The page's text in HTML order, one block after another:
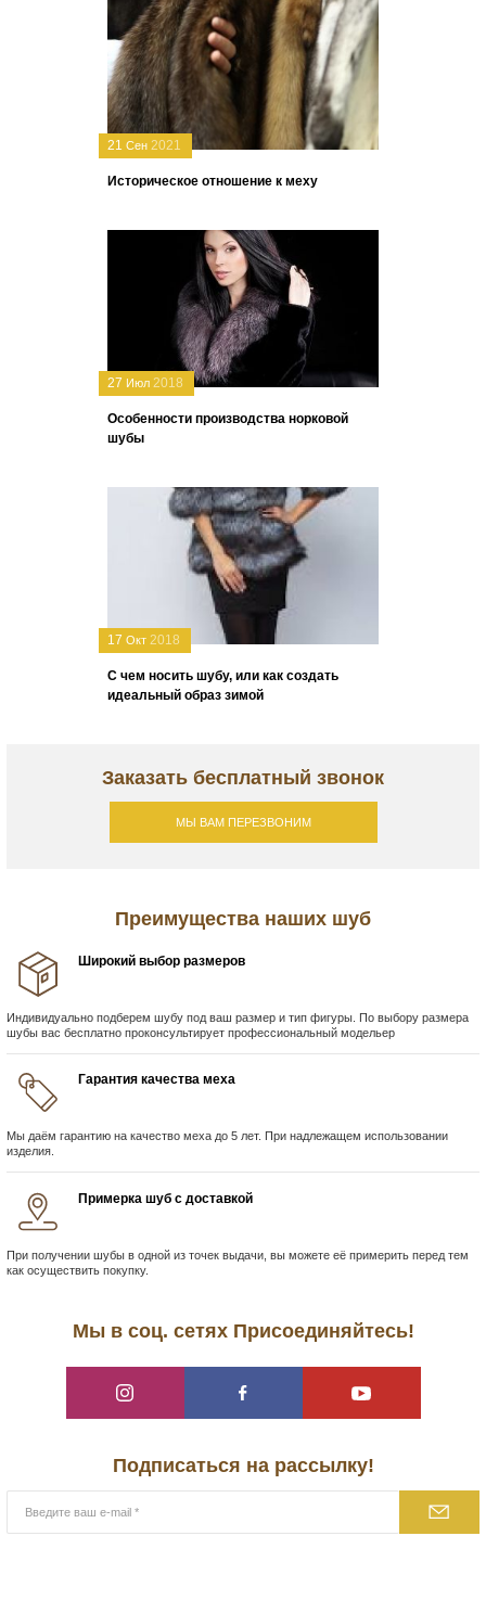
21 Сен 2021
Историческое отношение к меху
27 Июл 2018
Особенности производства норковой
шубы
17 Окт 2018
С чем носить шубу, или как создать
идеальный образ зимой
Заказать бесплатный звонок
МЫ ВАМ ПЕРЕЗВОНИМ
Преимущества наших шуб
Широкий выбор размеров
Индивидуально подберем шубу под ваш размер и тип фигуры. По выбору размера
шубы вас бесплатно проконсультирует профессиональный модельер
Гарантия качества меха
Мы даём гарантию на качество меха до 5 лет. При надлежащем использовании
изделия.
Примерка шуб с доставкой
При получении шубы в одной из точек выдачи, вы можете её примерить перед тем
как осуществить покупку.
Мы в соц. сетях Присоединяйтесь!
Подписаться на рассылку!